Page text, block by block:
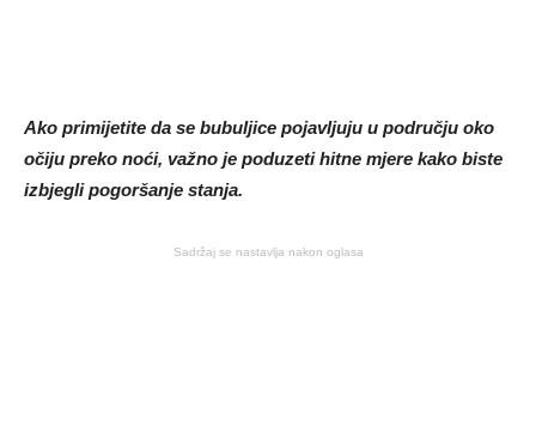
Ako primijetite da se bubuljice pojavljuju u području oko
očiju preko noći, važno je poduzeti hitne mjere kako biste
izbjegli pogoršanje stanja.
Sadržaj se nastavlja nakon oglasa